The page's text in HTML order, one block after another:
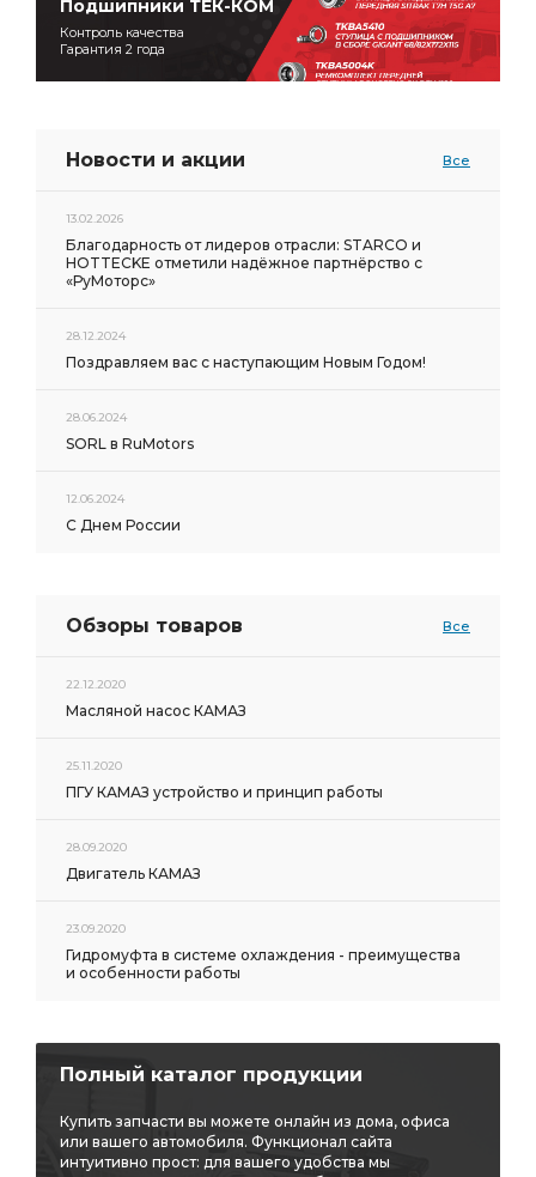
Подшипники ТЕК-КОМ
Контроль качества
Гарантия 2 года
Новости и акции Все
13.02.2026
Благодарность от лидеров отрасли: STARCO и
HOTTECKE отметили надёжное партнёрство с
«РуМоторс»
28.12.2024
Поздравляем вас с наступающим Новым Годом!
28.06.2024
SORL в RuMotors
12.06.2024
С Днем России
Обзоры товаров Все
22.12.2020
Масляной насос КАМАЗ
25.11.2020
ПГУ КАМАЗ устройство и принцип работы
28.09.2020
Двигатель КАМАЗ
23.09.2020
Гидромуфта в системе охлаждения - преимущества
и особенности работы
Полный каталог продукции
Купить запчасти вы можете онлайн из дома, офиса
или вашего автомобиля. Функционал сайта
интуитивно прост: для вашего удобства мы